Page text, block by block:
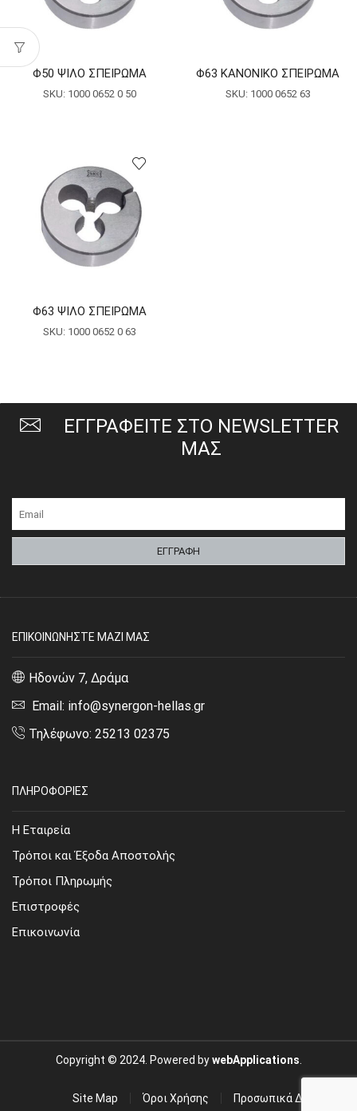
Φ50 ΨΙΛΟ ΣΠΕΙΡΩΜΑ
SKU: 1000 0652 0 50
Φ63 ΚΑΝΟΝΙΚΟ ΣΠΕΙΡΩΜΑ
SKU: 1000 0652 63
Φ63 ΨΙΛΟ ΣΠΕΙΡΩΜΑ
SKU: 1000 0652 0 63
ΕΓΓΡΑΦΕΙΤΕ ΣΤΟ NEWSLETTER
ΜΑΣ
ΕΠΙΚΟΙΝΩΝΗΣΤΕ ΜΑΖΙ ΜΑΣ
Ηδονών 7, Δράμα
Email: info@synergon-hellas.gr
Τηλέφωνο: 25213 02375
ΠΛΗΡΟΦΟΡΙΕΣ
Η Εταιρεία
Τρόποι και Έξοδα Αποστολής
Τρόποι Πληρωμής
Επιστροφές
Επικοινωνία
Copyright © 2024. Powered bywebApplications
Site Map Όροι Χρήσης Προσωπικά Δεδομένα